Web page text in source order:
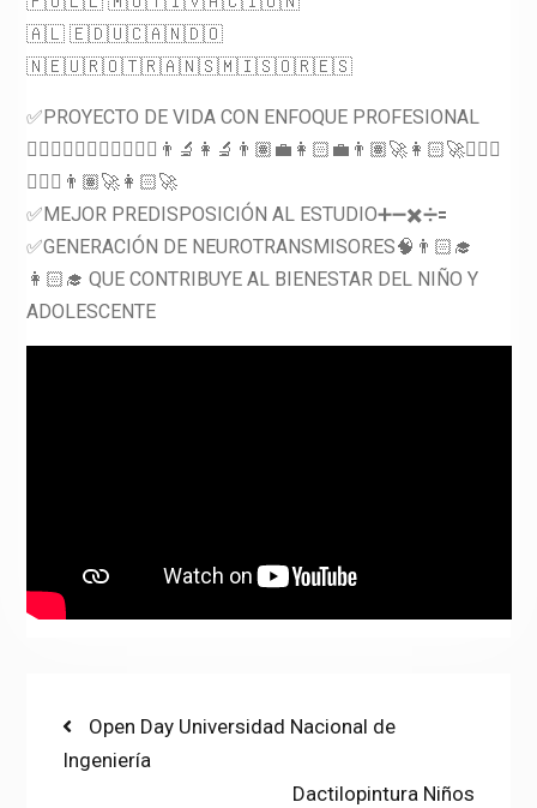
🇦‌🇱‌ 🇪‌🇩‌🇺‌🇨‌🇦‌🇳‌🇩‌🇴‌
🇳‌🇪‌🇺‌🇷‌🇴‌🇹‌🇷‌🇦‌🇳‌🇸‌🇲‌🇮‌🇸‌🇴‌🇷‌🇪‌🇸‌
✅PROYECTO DE VIDA CON ENFOQUE PROFESIONAL
👷🏻‍♂️👷🏼‍♀️👨🏻‍⚕️👩‍⚕️👨‍🔬👩‍🔬👨🏽‍💼👩🏻‍💼👨🏽‍🚀👩🏻‍🚀👨🏼‍⚖️
👩🏻‍⚖️👨🏽‍🚀👩🏻‍🚀
✅MEJOR PREDISPOSICIÓN AL ESTUDIO➕➖✖️➗🟰
✅GENERACIÓN DE NEUROTRANSMISORES🧠👨🏻‍🎓
👩🏻‍🎓 QUE CONTRIBUYE AL BIENESTAR DEL NIÑO Y
ADOLESCENTE
Post
navigation
Previous
post:
Open Day Universidad Nacional de
Ingeniería
Next
Dactilopintura Niños